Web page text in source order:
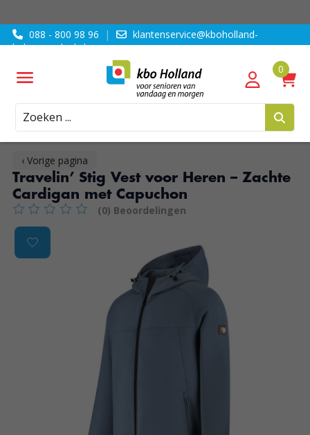
088 - 800 98 96 |
klantenservice@kboholland-
ledenvoordeel.nl
Zoeken
‹ Vorige pagina
Travelin’ Stig Vest voor Heren – Zachte
Cardigan met Capuchon
De beoordeling van dit product is0van de 5
(0) Beoordelingen
Product image slideshow Items